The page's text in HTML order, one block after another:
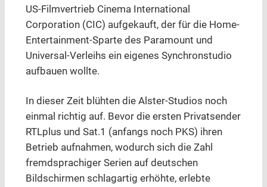
US-Filmvertrieb Cinema International
Corporation (CIC) aufgekauft, der für die Home-
Entertainment-Sparte des Paramount und
Universal-Verleihs ein eigenes Synchronstudio
aufbauen wollte.
In dieser Zeit blühten die Alster-Studios noch
einmal richtig auf. Bevor die ersten Privatsender
RTLplus und Sat.1 (anfangs noch PKS) ihren
Betrieb aufnahmen, wodurch sich die Zahl
fremdsprachiger Serien auf deutschen
Bildschirmen schlagartig erhöhte, erlebte